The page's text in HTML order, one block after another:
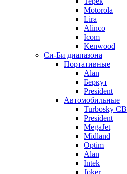
Motorola
Lira
Alinco
Icom
Kenwood
Си-Би диапазона
Портативные
Alan
Беркут
President
Автомобильные
Turbosky CB
President
MegaJet
Midland
Optim
Alan
Intek
Joker